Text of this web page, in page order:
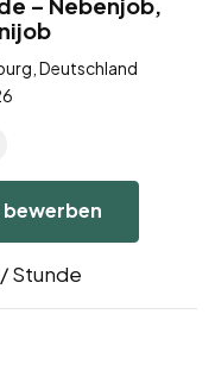
– Nebenjob,
Deutschland
/ Stunde